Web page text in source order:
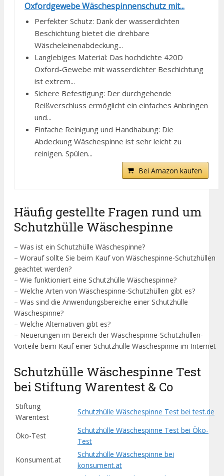
Oxfordgewebe Wäschespinnenschutz mit...
Perfekter Schutz: Dank der wasserdichten
Beschichtung bietet die drehbare
Wäscheleinenabdeckung...
Langlebiges Material: Das hochdichte 420D
Oxford-Gewebe mit wasserdichter Beschichtung
ist extrem...
Sichere Befestigung: Der durchgehende
Reißverschluss ermöglicht ein einfaches Anbringen
und...
Einfache Reinigung und Handhabung: Die
Abdeckung Wäschespinne ist sehr leicht zu
reinigen. Spülen...
Bei Amazon kaufen
Häufig gestellte Fragen rund um
Schutzhülle Wäschespinne
– Was ist ein Schutzhülle Wäschespinne?
– Worauf sollte Sie beim Kauf von Wäschespinne-Schutzhüllen
geachtet werden?
– Wie funktioniert eine Schutzhülle Wäschespinne?
– Welche Arten von Wäschespinne-Schutzhüllen gibt es?
– Was sind die Anwendungsbereiche einer Schutzhülle
Wäschespinne?
– Welche Alternativen gibt es?
– Neuerungen im Bereich der Wäschespinne-Schutzhüllen-
Vorteile beim Kauf einer Schutzhülle Wäschespinne im Internet
Schutzhülle Wäschespinne Test
bei Stiftung Warentest & Co
Stiftung
Warentest
Schutzhülle Wäschespinne Test bei test.de
Öko-Test
Schutzhülle Wäschespinne Test bei Öko-
Test
Konsument.at
Schutzhülle Wäschespinne bei
konsument.at